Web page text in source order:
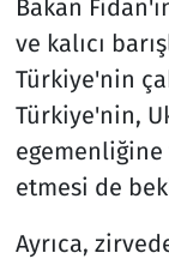
Bakan
ve kalıcı
Türkiye'nin
Türkiye'nin,
egemenliğine
etmesi de
Ayrıca,